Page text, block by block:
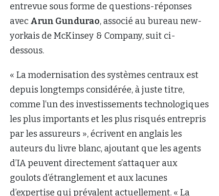
entrevue sous forme de questions-réponses
avec Arun Gundurao, associé au bureau new-
yorkais de McKinsey & Company, suit ci-
dessous.
« La modernisation des systèmes centraux est
depuis longtemps considérée, à juste titre,
comme l’un des investissements technologiques
les plus importants et les plus risqués entrepris
par les assureurs », écrivent en anglais les
auteurs du livre blanc, ajoutant que les agents
d’IA peuvent directement s’attaquer aux
goulots d’étranglement et aux lacunes
d’expertise qui prévalent actuellement. « La